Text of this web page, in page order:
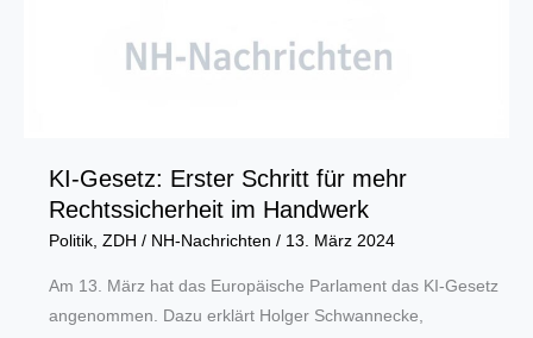
KI-Gesetz: Erster Schritt für mehr
Rechtssicherheit im Handwerk
Politik, ZDH / NH-Nachrichten / 13. März 2024
Am 13. März hat das Europäische Parlament das KI-Gesetz
angenommen. Dazu erklärt Holger Schwannecke,